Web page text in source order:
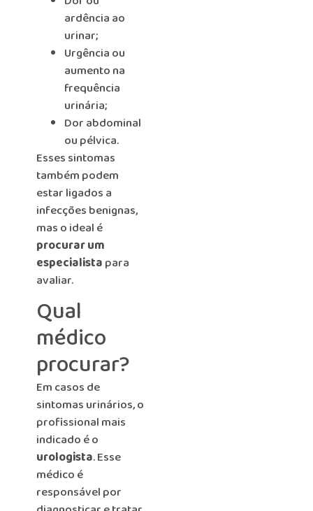
ardência ao
urinar;
Urgência ou
aumento na
frequência
urinária;
Dor abdominal
ou pélvica.
Esses sintomas
também podem
estar ligados a
infecções benignas,
mas o ideal é
procurar um
especialistapara
avaliar.
Qual
médico
procurar?
Em casos de
sintomas urinários, o
profissional mais
indicado é o
urologista. Esse
médico é
responsável por